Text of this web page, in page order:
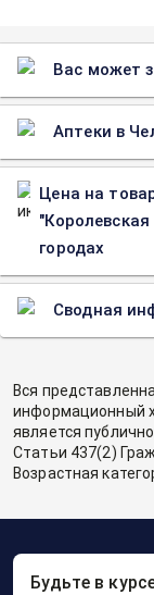
Вас может
Аптеки в
Цена на
городах
Сводная
Вся
информационный
является
Статьи 437(2)
Возрастная
Будьте в